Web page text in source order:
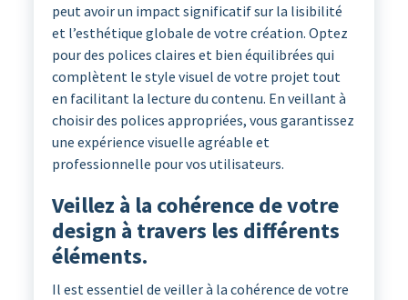
peut avoir un impact significatif sur la lisibilité
et l’esthétique globale de votre création. Optez
pour des polices claires et bien équilibrées qui
complètent le style visuel de votre projet tout
en facilitant la lecture du contenu. En veillant à
choisir des polices appropriées, vous garantissez
une expérience visuelle agréable et
professionnelle pour vos utilisateurs.
Veillez à la cohérence de votre
design à travers les différents
éléments.
Il est essentiel de veiller à la cohérence de votre